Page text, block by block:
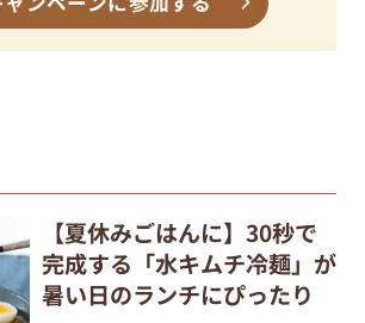
【夏休みごはんに】30秒で
完成する「水キムチ冷麺」が
暑い日のランチにぴったり